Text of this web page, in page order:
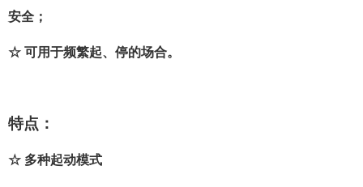
安全；
☆ 可用于频繁起、停的场合。
特点：
☆ 多种起动模式